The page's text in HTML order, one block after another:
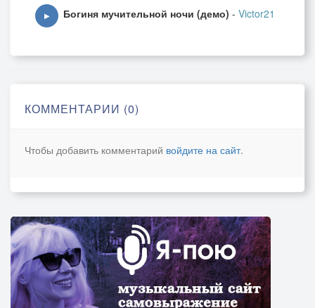
▶ Богиня мучительной ночи (демо) - Victor21
КОММЕНТАРИИ (0)
Чтобы добавить комментарий войдите на сайт.